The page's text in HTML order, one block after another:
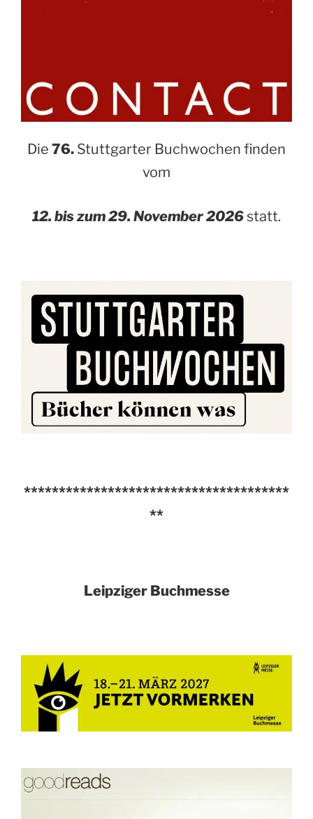
Die 76. Stuttgarter Buchwochen finden
vom
12. bis zum 29. November 2026statt.
**************************************
**
Leipziger Buchmesse